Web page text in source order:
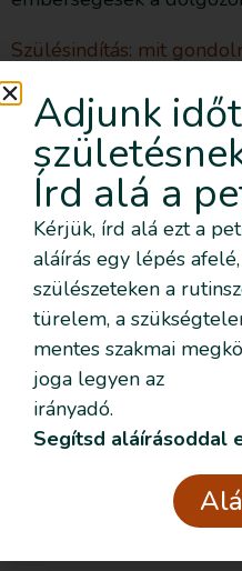
Szülésindítás: mit
dr. Sara Wickham
Nandu Mit gondolnak a
kutatási eredményeket
nyugtalanító kép
szignifikánsan
szülésélményhez. A
számoltak be, hogy
őket a döntéshozásba,
voltak választási
Küldj
Adjunk
Írd alá a
Kérjük, írd alá ezt a
aláírás egy lépés
szülészeteken a
türelem, a
mentes szakmai
joga legyen az
irányadó.
Segítsd aláírásoddal